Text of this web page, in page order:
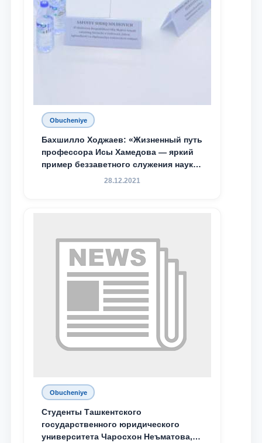
Obucheniye
Бахшилло Ходжаев: «Жизненный путь
профессора Исы Хамедова — яркий
пример беззаветного служения науке,
Родине и воспитанию молодого
28.12.2021
Obucheniye
Студенты Ташкентского
государственного юридического
университета Чаросхон Неъматова,